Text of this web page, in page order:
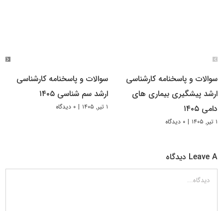
سوالات و پاسخنامه کارشناسی
ارشد پیشگیری بیماری های
دامی ۱۴۰۵
۱ تیر, ۱۴۰۵ | ۰ دیدگاه
سوالات و پاسخنامه کارشناسی
ارشد سم شناسی ۱۴۰۵
۱ تیر, ۱۴۰۵ | ۰ دیدگاه
Leave A دیدگاه
دیدگاه